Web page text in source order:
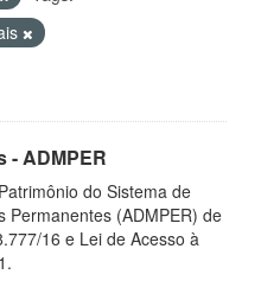
- ADMPER
do Sistema de
Permanentes (ADMPER) de
16 e Lei de Acesso à